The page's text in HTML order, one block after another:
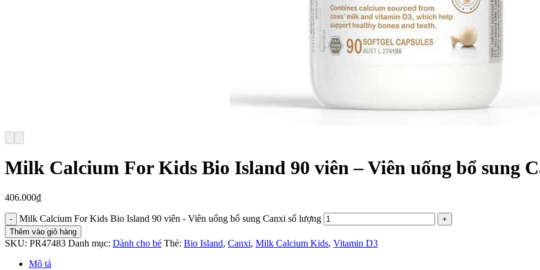
Milk Calcium For Kids Bio Island 90 viên – Viên uống bổ sung
406.000₫
Milk Calcium For Kids Bio Island 90 viên - Viên uống bổ sung Canxi số lượng
Thêm vào giỏ hàng
SKU: PR47483 Danh mục: Dành cho bé Thẻ: Bio Island, Canxi, Milk Calcium Kids, Vitamin D3
Mô tả